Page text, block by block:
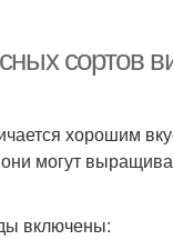
сортов
хорошим
могут
включены: